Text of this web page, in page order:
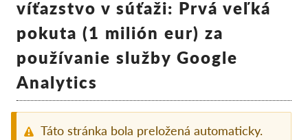
Rozhodnutia dozorných
orgánov
Rozhodnutia pre jednotlivé
Exercise your rights!
víťazstvo v súťaži: Prvá veľká
pokuta (1 milión eur) za
používanie služby Google
Analytics
Táto stránka bola preložená automaticky.